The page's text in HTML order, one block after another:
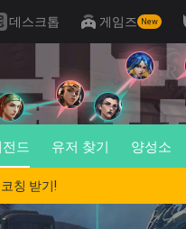
데스크톱 게임즈 New
드 유저 찾기 양성소
칭 받기!